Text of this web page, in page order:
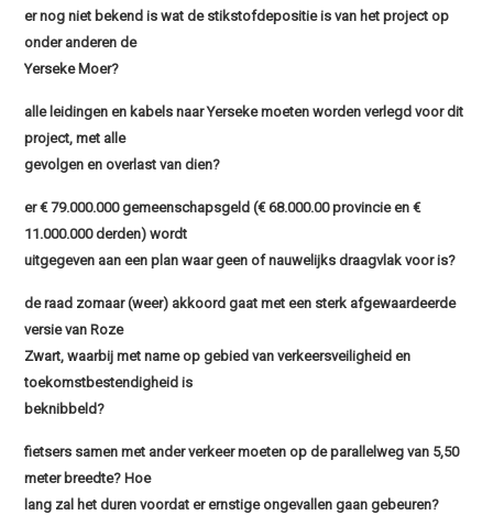
er nog niet bekend is wat de stikstofdepositie is van het project op
onder anderen de
Yerseke Moer?
alle leidingen en kabels naar Yerseke moeten worden verlegd voor dit
project, met alle
gevolgen en overlast van dien?
er € 79.000.000 gemeenschapsgeld (€ 68.000.00 provincie en €
11.000.000 derden) wordt
uitgegeven aan een plan waar geen of nauwelijks draagvlak voor is?
de raad zomaar (weer) akkoord gaat met een sterk afgewaardeerde
versie van Roze
Zwart, waarbij met name op gebied van verkeersveiligheid en
toekomstbestendigheid is
beknibbeld?
fietsers samen met ander verkeer moeten op de parallelweg van 5,50
meter breedte? Hoe
lang zal het duren voordat er ernstige ongevallen gaan gebeuren?